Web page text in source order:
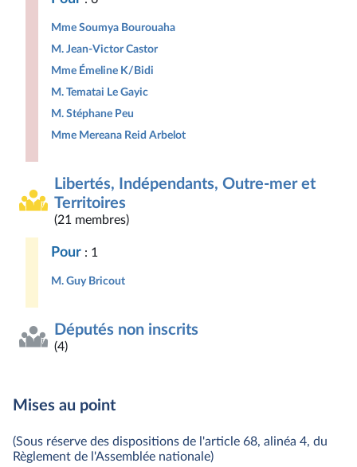
Mme Soumya Bourouaha
M. Jean-Victor Castor
Mme Émeline K/Bidi
M. Tematai Le Gayic
M. Stéphane Peu
Mme Mereana Reid Arbelot
Libertés, Indépendants, Outre-mer et
Territoires
(21 membres)
Pour : 1
M. Guy Bricout
Députés non inscrits
(4)
Mises au point
(Sous réserve des dispositions de l'article 68, alinéa 4, du
Règlement de l'Assemblée nationale)